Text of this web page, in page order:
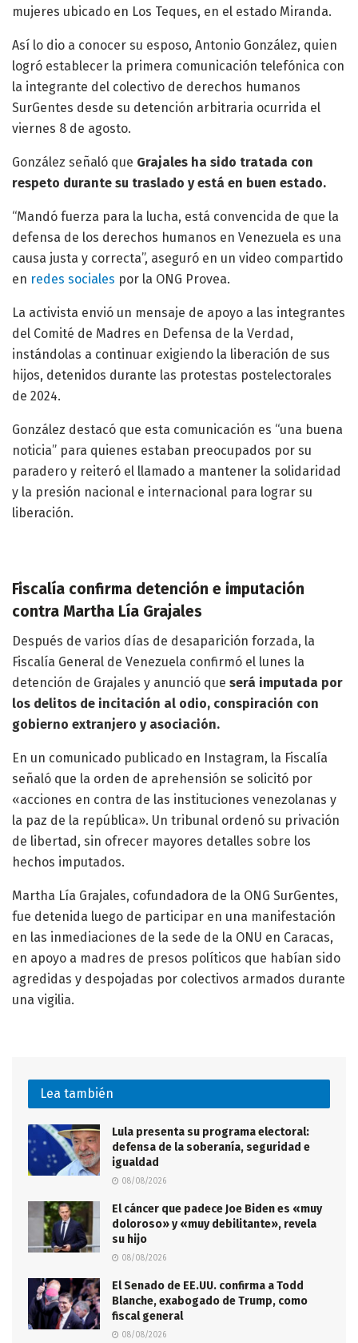
mujeres ubicado en Los Teques, en el estado Miranda.
Así lo dio a conocer su esposo, Antonio González, quien
logró establecer la primera comunicación telefónica con
la integrante del colectivo de derechos humanos
SurGentes desde su detención arbitraria ocurrida el
viernes 8 de agosto.
González señaló que Grajales ha sido tratada con
respeto durante su traslado y está en buen estado.
“Mandó fuerza para la lucha, está convencida de que la
defensa de los derechos humanos en Venezuela es una
causa justa y correcta”, aseguró en un video compartido
en redes sociales por la ONG Provea.
La activista envió un mensaje de apoyo a las integrantes
del Comité de Madres en Defensa de la Verdad,
instándolas a continuar exigiendo la liberación de sus
hijos, detenidos durante las protestas postelectorales
de 2024.
González destacó que esta comunicación es “una buena
noticia” para quienes estaban preocupados por su
paradero y reiteró el llamado a mantener la solidaridad
y la presión nacional e internacional para lograr su
liberación.
Fiscalía confirma detención e imputación
contra Martha Lía Grajales
Después de varios días de desaparición forzada, la
Fiscalía General de Venezuela confirmó el lunes la
detención de Grajales y anunció que será imputada por
los delitos de incitación al odio, conspiración con
gobierno extranjero y asociación.
En un comunicado publicado en Instagram, la Fiscalía
señaló que la orden de aprehensión se solicitó por
«acciones en contra de las instituciones venezolanas y
la paz de la república». Un tribunal ordenó su privación
de libertad, sin ofrecer mayores detalles sobre los
hechos imputados.
Martha Lía Grajales, cofundadora de la ONG SurGentes,
fue detenida luego de participar en una manifestación
en las inmediaciones de la sede de la ONU en Caracas,
en apoyo a madres de presos políticos que habían sido
agredidas y despojadas por colectivos armados durante
una vigilia.
Lea también
Lula presenta su programa electoral:
defensa de la soberanía, seguridad e
igualdad
08/08/2026
El cáncer que padece Joe Biden es «muy
doloroso» y «muy debilitante», revela
su hijo
08/08/2026
El Senado de EE.UU. confirma a Todd
Blanche, exabogado de Trump, como
fiscal general
08/08/2026